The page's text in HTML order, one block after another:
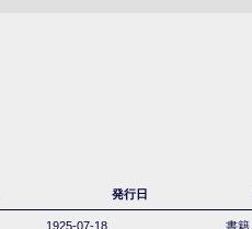
発行日
1925-07-18 書籍